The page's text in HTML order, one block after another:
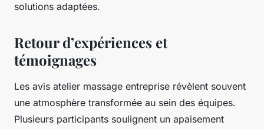
solutions adaptées.
Retour d’expériences et
témoignages
Les avis atelier massage entreprise révèlent souvent
une atmosphère transformée au sein des équipes.
Plusieurs participants soulignent un apaisement